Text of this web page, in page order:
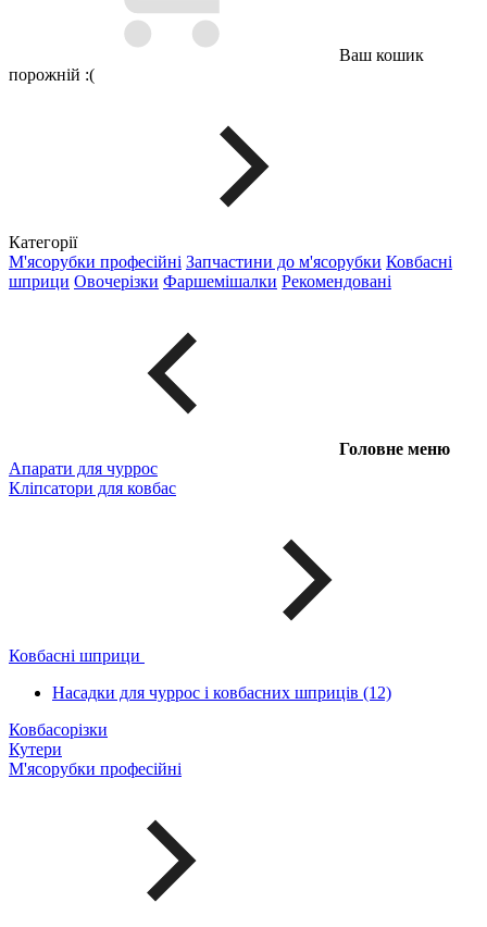
Ваш кошик
порожній :(
Категорії
М'ясорубки професійні Запчастини до м'ясорубки Ковбасні
шприци Овочерізки Фаршемішалки Рекомендовані
Головне меню
Апарати для чуррос
Кліпсатори для ковбас
Ковбасні шприци
Насадки для чуррос і ковбасних шприців (12)
Ковбасорізки
Кутери
М'ясорубки професійні